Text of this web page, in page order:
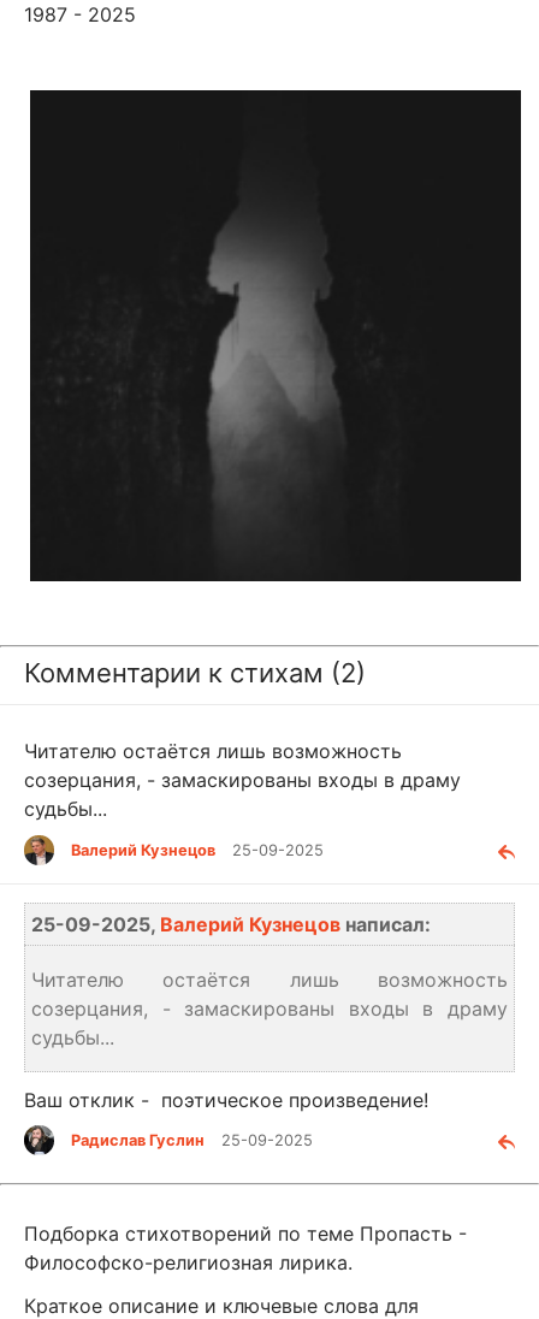
1987 - 2025
Комментарии к стихам (2)
Читателю остаётся лишь возможность
созерцания, - замаскированы входы в драму
судьбы...
Валерий Кузнецов 25-09-2025
25-09-2025, Валерий Кузнецов написал:
Читателю остаётся лишь возможность
созерцания, - замаскированы входы в драму
судьбы...
Ваш отклик - поэтическое произведение!
Радислав Гуслин 25-09-2025
Подборка стихотворений по теме Пропасть -
Философско-религиозная лирика.
Краткое описание и ключевые слова для